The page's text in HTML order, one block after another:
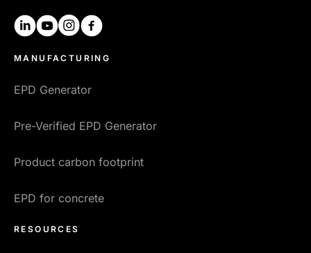
linkedinyoutubeinstagram
MANUFACTURING
EPD Generator
Pre-Verified EPD Generator
Product carbon footprint
EPD for concrete
RESOURCES